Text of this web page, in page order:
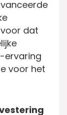
dat
ervaring
voor het